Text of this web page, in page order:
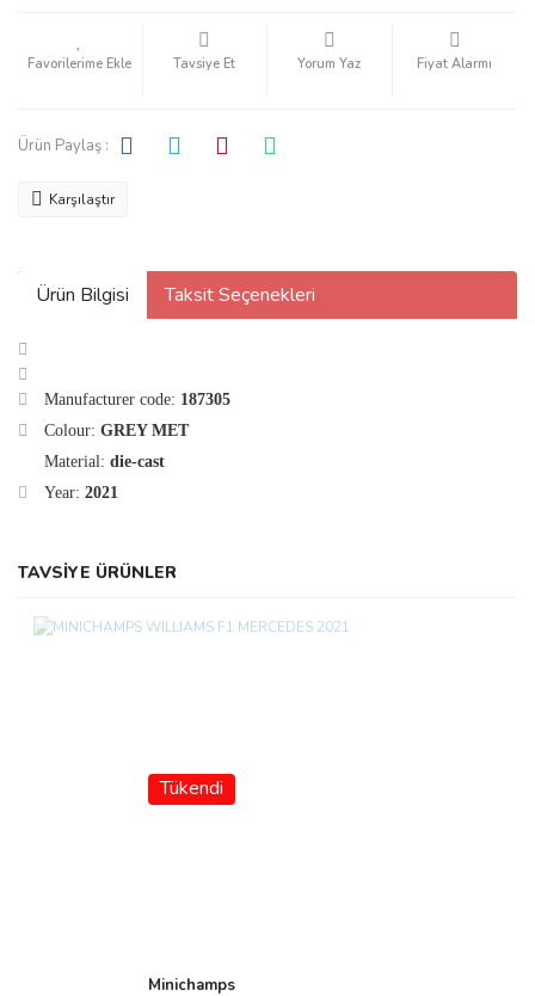
Tavsiye Et Yorum Yaz Fiyat Alarmı
Ürün Paylaş :
Karşılaştır
Ürün Bilgisi Taksit Seçenekleri
Manufacturer code: 187305
Colour: GREY MET
Material: die-cast
Year: 2021
TAVSİYE ÜRÜNLER
Tükendi
Minichamps